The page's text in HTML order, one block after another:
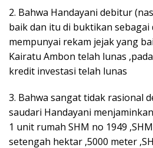
2. Bahwa Handayani debitur
baik dan itu di buktikan
mempunyai rekam jejak yang
Kairatu Ambon telah lunas
kredit investasi telah lunas
3. Bahwa sangat tidak rasional
saudari Handayani
1 unit rumah SHM no 1949
setengah hektar ,5000 meter